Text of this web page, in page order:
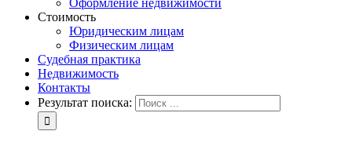
Оформление недвижимости
Стоимость
Юридическим лицам
Физическим лицам
Судебная практика
Недвижимость
Контакты
Результат поиска: